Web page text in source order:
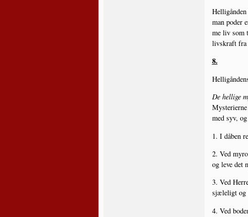
man poder
me liv som
livs­kraft fra
8.
De hel­li­ge
med syv,
1. I dåben
2. Ved
og leve det
3. Ved
sjæle­ligt og
4. Ved